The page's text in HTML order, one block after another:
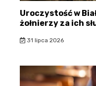
Uroczystość w
żołnierzy za ich
31 lipca 2026